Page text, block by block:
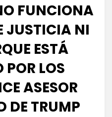
FUNCIONA
JUSTICIA NI
ESTÁ
LOS
ASESOR
DE TRUMP